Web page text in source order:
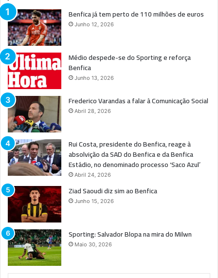
Benfica já tem perto de 110 milhões de euros
Junho 12, 2026
Médio despede-se do Sporting e reforça
Benfica
Junho 13, 2026
Frederico Varandas a falar à Comunicação Social
Abril 28, 2026
Rui Costa, presidente do Benfica, reage à
absolvição da SAD do Benfica e da Benfica
Estádio, no denominado processo ‘Saco Azul’
Abril 24, 2026
Ziad Saoudi diz sim ao Benfica
Junho 15, 2026
Sporting: Salvador Blopa na mira do Milwn
Maio 30, 2026